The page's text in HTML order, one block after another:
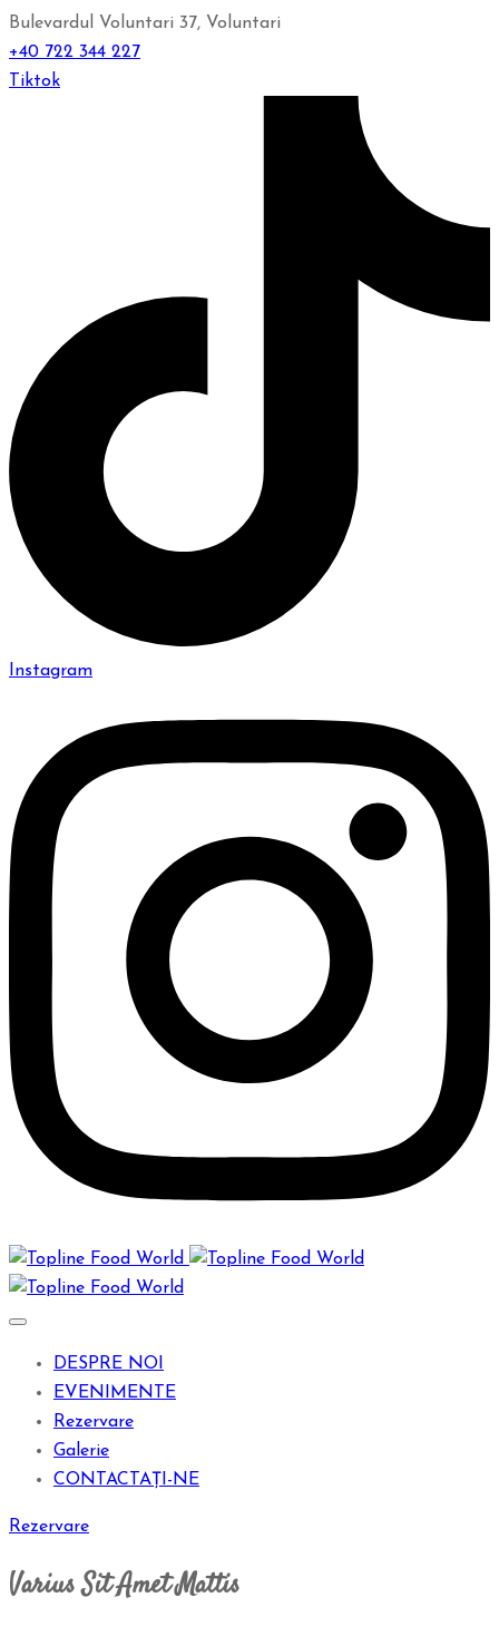
Bulevardul Voluntari 37, Voluntari
+40 722 344 227
Tiktok
Instagram
DESPRE NOI
EVENIMENTE
Rezervare
Galerie
CONTACTAȚI-NE
Rezervare
Varius Sit Amet Mattis